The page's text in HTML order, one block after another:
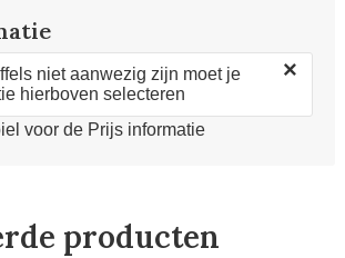
niet aanwezig zijn moet je
hierboven selecteren
×
voor de Prijs informatie
producten